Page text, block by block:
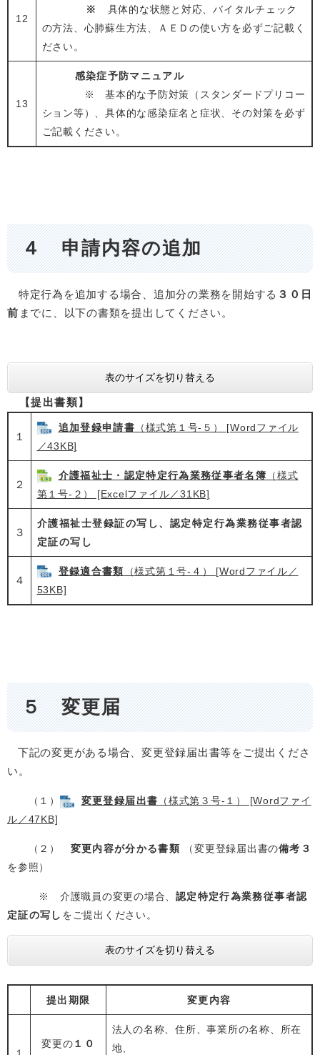
12
※ 具体的な状態と対応、バイタルチェック
の方法、心肺蘇生方法、ＡＥＤの使い方を必ずご記載く
ださい。​​
13
感染症予防マニュアル
※ 基本的な予防対策（スタンダードプリコー
ション等）、具体的な感染症名と症状、その対策を必ず
ご記載ください。
４ 申請内容の追加
特定行為を追加する場合、追加分の業務を開始する ３０日
前 までに、以下の書類を提出してください。
表のサイズを切り替える
【提出書類】
１
追加登録申請書 （様式第１号‐５） [Wordファイル
／43KB]
２
介護福祉士・認定特定行為業務従事者名簿 （様式
第１号‐２） [Excelファイル／31KB]
３
介護福祉士登録証の写し、認定特定行為業務従事者認
定証の写し
４
登録適合書類
（様式第１号‐４） [Wordファイル／
53KB]
５ 変更届
下記の変更がある場合、変更登録届出書等をご提出くださ
い。
（１） 変更登録届出書 （様式第３号‐１） [Wordファイ
ル／47KB]
（２） 変更内容が分かる書類 （変更登録届出書の備考３
を参照）
※ 介護職員の変更の場合、 認定特定行為業務従事者認
定証の写し をご提出ください。
表のサイズを切り替える
提出期限 変更内容
変更の １０
法人の名称、住所、事業所の名称、所在
地、